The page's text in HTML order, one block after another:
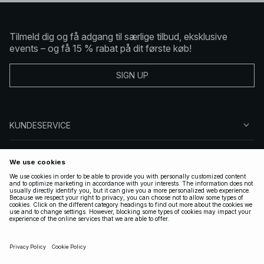
Tilmeld dig og få adgang til særlige tilbud, eksklusive
events – og få 15 % rabat på dit første køb!
SIGN UP
KUNDESERVICE
FØLG OS
GYLDIGE